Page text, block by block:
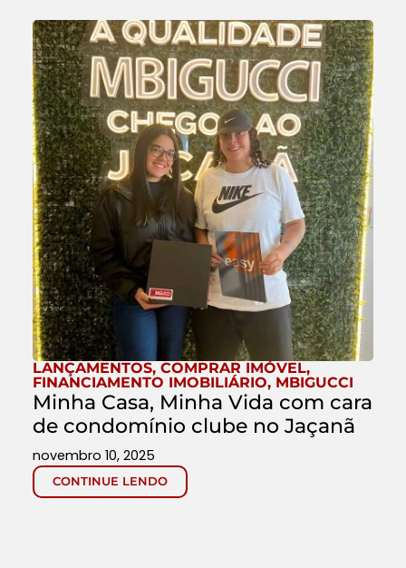
LANÇAMENTOS, COMPRAR IMÓVEL,
FINANCIAMENTO IMOBILIÁRIO, MBIGUCCI
Minha Casa, Minha Vida com cara
de condomínio clube no Jaçanã
CONTINUE LENDO
novembro 10, 2025